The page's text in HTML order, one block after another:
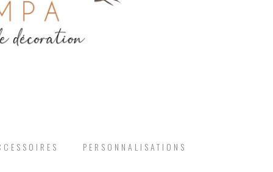
PERSONNALISATIONS